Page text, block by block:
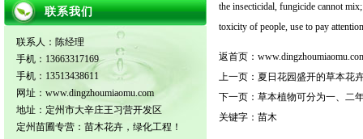
联系我们
联系人：陈经理
手机：13663317169
手机：13513438611
网址：www.dingzhoumiaomu.com
地址：定州市大辛庄王习营开发区
定州苗圃专营：苗木花卉，绿化工程！
the insecticidal, fungicide cannot
toxicity of people, use to pay
返首页：
上一页： 夏日花园盛开的草本花
下一页： 草本植物可分为一、二
关键字： 苗木